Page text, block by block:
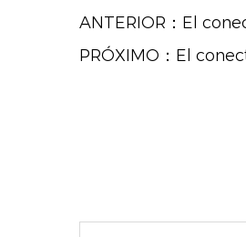
ANTERIOR：El
PRÓXIMO：El